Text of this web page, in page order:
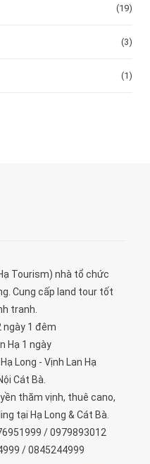
(19)
(3)
(1)
Tourism) nhà tổ chức
Cung cấp land tour tốt
tranh.
ngày 1 đêm
Hạ 1 ngày
Long - Vịnh Lan Hạ
Cát Bà.
thăm vịnh, thuê cano,
tại Hạ Long & Cát Bà.
/ 0979893012
/ 0845244999